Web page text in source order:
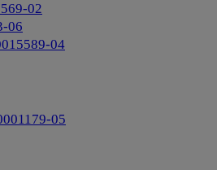
02
06
04
05